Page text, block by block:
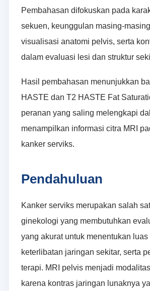
Pembahasan difokuskan pada
sekuen, keunggulan masing-
visualisasi anatomi pelvis, serta
dalam evaluasi lesi dan struktur
Hasil pembahasan menunjukkan
HASTE dan T2 HASTE Fat
peranan yang saling melengkapi
menampilkan informasi citra MRI
kanker serviks.
Pendahuluan
Kanker serviks merupakan salah
ginekologi yang membutuhkan
yang akurat untuk menentukan luas
keterlibatan jaringan sekitar, serta
terapi. MRI pelvis menjadi
karena kontras jaringan lunaknya